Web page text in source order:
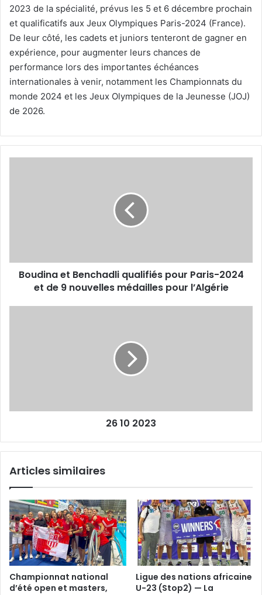
2023 de la spécialité, prévus les 5 et 6 décembre prochain
et qualificatifs aux Jeux Olympiques Paris-2024 (France).
De leur côté, les cadets et juniors tenteront de gagner en
expérience, pour augmenter leurs chances de
performance lors des importantes échéances
internationales à venir, notamment les Championnats du
monde 2024 et les Jeux Olympiques de la Jeunesse (JOJ)
de 2026.
de
nouvelles
Boudina et Benchadli qualifiés pour Paris-2024
et de 9 nouvelles médailles pour l’Algérie
26 10 2023
Articles similaires
Championnat national
d’été open et masters,
Ligue des nations africaine
U-23 (Stop2) — La